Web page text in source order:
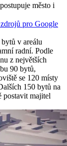
město i
pro Google
v areálu
radní. Podle
z největších
90 bytů,
se 120 místy
150 bytů na
postavit majitel